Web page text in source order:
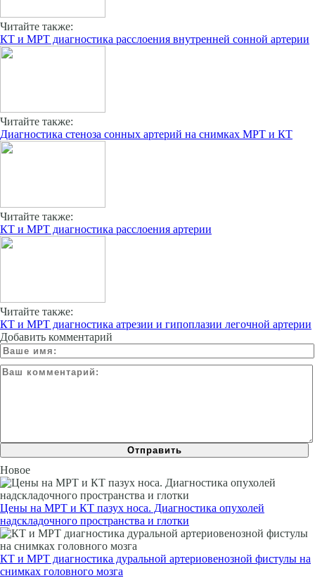
Читайте также:
КТ и МРТ диагностика расслоения внутренней сонной артерии
Читайте также:
Диагностика стеноза сонных артерий на снимках МРТ и КТ
Читайте также:
КТ и МРТ диагностика расслоения артерии
Читайте также:
КТ и МРТ диагностика атрезии и гипоплазии легочной артерии
Добавить комментарий
Новое
Цены на МРТ и КТ пазух носа. Диагностика опухолей
надскладочного пространства и глотки
КТ и МРТ диагностика дуральной артериовенозной фистулы на
снимках головного мозга